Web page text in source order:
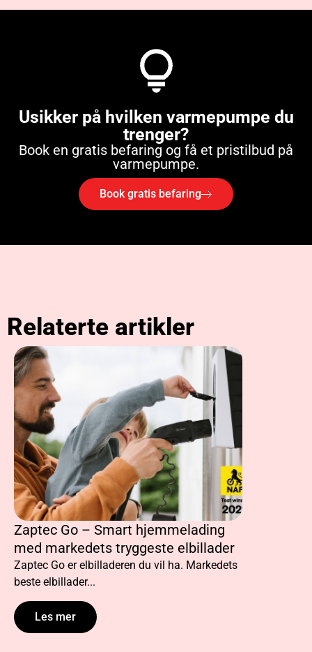
Usikker på hvilken varmepumpe du
trenger?
Book en gratis befaring og få et pristilbud på
varmepumpe.
Book gratis befaring
Relaterte artikler
Zaptec Go – Smart hjemmelading
med markedets tryggeste elbillader
Zaptec Go er elbilladeren du vil ha. Markedets
beste elbillader...
Les mer